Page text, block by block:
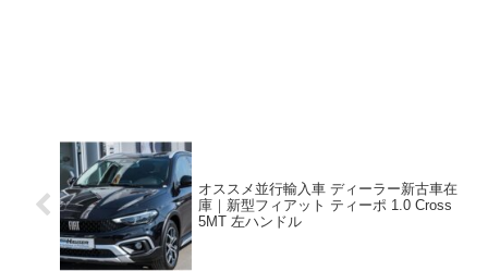
オススメ並行輸入車 ディーラー新古車在
庫｜新型フィアット ティーポ 1.0 Cross
5MT 左ハンドル